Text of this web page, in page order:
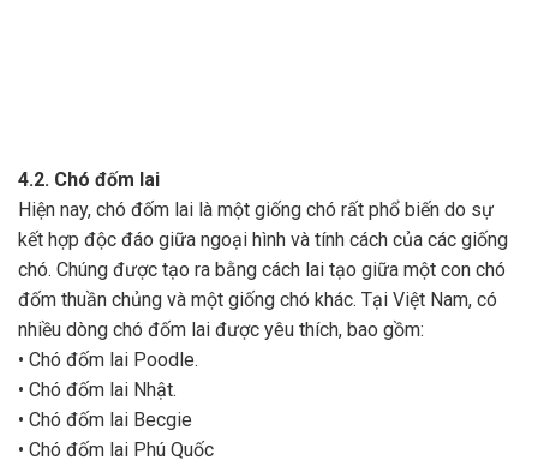
4.2. Chó đốm lai
Hiện nay, chó đốm lai là một giống chó rất phổ biến do sự
kết hợp độc đáo giữa ngoại hình và tính cách của các giống
chó. Chúng được tạo ra bằng cách lai tạo giữa một con chó
đốm thuần chủng và một giống chó khác. Tại Việt Nam, có
nhiều dòng chó đốm lai được yêu thích, bao gồm:
• Chó đốm lai Poodle.
• Chó đốm lai Nhật.
• Chó đốm lai Becgie
• Chó đốm lai Phú Quốc